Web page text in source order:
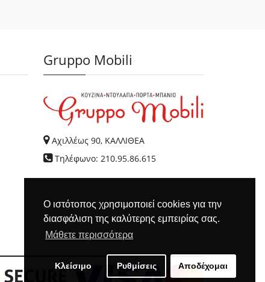
Ο ιστότοπος χρησιμοποιεί cookies για την
διασφάλιση της καλύτερης εμπειρίας σας.
Μάθετε περισσότερα
Κλείσιμο Ρυθμίσεις Αποδέχομαι
Gruppo Mobili
Αχιλλέως 90, ΚΑΛΛΙΘΕΑ
Τηλέφωνο: 210.95.86.615